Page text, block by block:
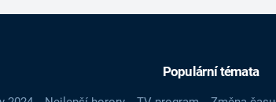
Populární témata